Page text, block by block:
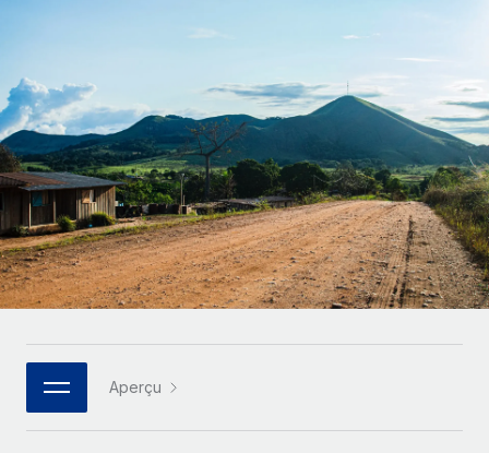
Intégrez et gérez vos freelances partout dans le monde
Sous-traitez les opérations complexes liées à l’emploi
INFRASTRUCTURE
Intégration Remote
Intégrez vos RH aux flux de travail en toute simplicité
Plateforme
Des fonctions RH clés intégrées pour votre équipe
Connectez n'importe quel outil d’IA à Remote grâce à
notre MCP
Examinez notre service par rapport aux autres
CROISSANCE
Start-ups
Des solutions agiles et internationales pour les RH et la
paie des entreprises en pleine croissance
Entreprises intermédiaires
Développez vos équipes avec des solutions RH sur
mesure
Entreprise
Les RH à l’international pour les grandes entreprises
Découvrez les devises disponibles et les vitesses de
paiement pour vos freelances internationaux
APPRENDRE AVEC REMOTE
Recherche et guides
Études de cas
Checklists et modèles
Descriptions de postes
Français
Deutsch
Español
Italiano
Português (Portugal)
日本語
한국어
Aperçu